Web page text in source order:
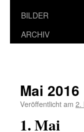
BILDER
ARCHIV
Mai 2016
Veröffentlicht am 2.
1. Mai